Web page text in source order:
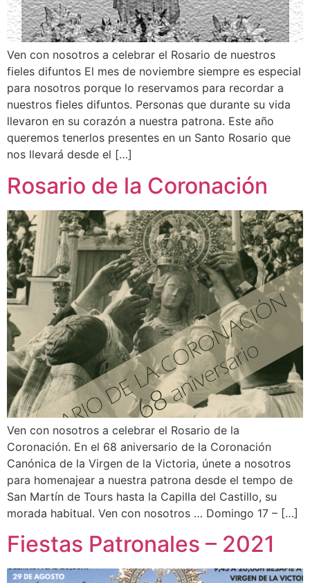
Ven con nosotros a celebrar el Rosario de nuestros
fieles difuntos El mes de noviembre siempre es especial
para nosotros porque lo reservamos para recordar a
nuestros fieles difuntos. Personas que durante su vida
llevaron en su corazón a nuestra patrona. Este año
queremos tenerlos presentes en un Santo Rosario que
nos llevará desde el […]
Rosario de la Coronación
Ven con nosotros a celebrar el Rosario de la
Coronación. En el 68 aniversario de la Coronación
Canónica de la Virgen de la Victoria, únete a nosotros
para homenajear a nuestra patrona desde el tempo de
San Martín de Tours hasta la Capilla del Castillo, su
morada habitual. Ven con nosotros … Domingo 17 – […]
Fiestas Patronales – 2021